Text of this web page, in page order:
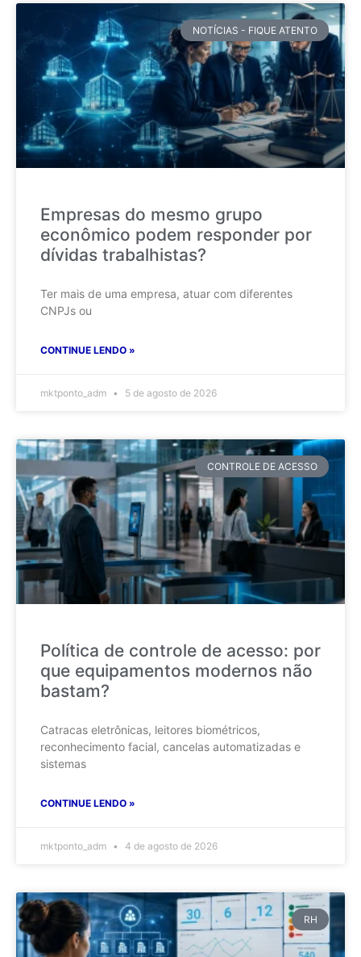
NOTÍCIAS - FIQUE ATENTO
Empresas do mesmo grupo
econômico podem responder por
dívidas trabalhistas?
Ter mais de uma empresa, atuar com diferentes
CNPJs ou
CONTINUE LENDO »
mktponto_adm 5 de agosto de 2026
CONTROLE DE ACESSO
Política de controle de acesso: por
que equipamentos modernos não
bastam?
Catracas eletrônicas, leitores biométricos,
reconhecimento facial, cancelas automatizadas e
sistemas
CONTINUE LENDO »
mktponto_adm 4 de agosto de 2026
RH